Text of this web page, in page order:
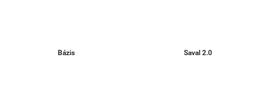
Bázis Saval 2.0